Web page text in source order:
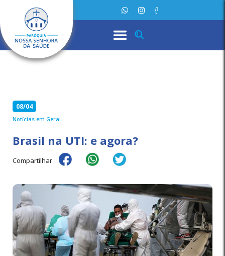
08/04
Notícias em Geral
Brasil na UTI: e agora?
Compartilhar